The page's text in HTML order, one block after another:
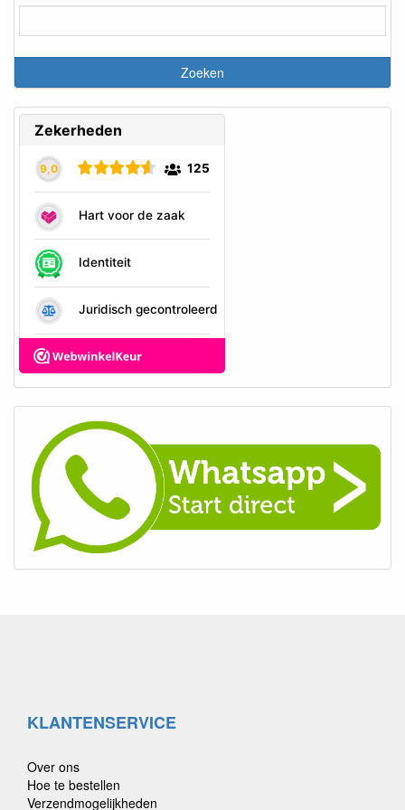
Deze klassieke snacks zijn verkrijgbaar in verschillende maten,
geschikt voor zowel kleine als grote honden.
De sticks zijn ideaal voor langdurig kauwplezier en helpen bij het
Buffelhuid botten
Onze buffelhuid botten zijn een favoriet onder honden. Ze zijn
verkrijgbaar in diverse vormen en maten, waaronder geperste
botten, knoopbotten en ringen.
Perfect voor urenlang kauwplezier en het verzorgen van de
tanden.
Buffelhuid chips
Voor honden die van afwisseling houden, bieden we ook
buffelhuid chips aan.
Deze dunne, krokante snacks zijn ideaal als tussendoortje of als
beloning tijdens de training.
Gevuld buffelhuid
bijvoorbeeld kip, of rund.
Voordelig bestellen in onze webwinkel
Bij ons kunt u niet alleen rekenen op een ruime keuze aan
buffelhuid hondensnacks, maar ook op scherpe prijzen en
regelmatige aanbiedingen.
Bestel eenvoudig en snel online, en laat uw hond genieten van
KLANTENSERVICE
Over ons
Hoe te bestellen
Verzendmogelijkheden